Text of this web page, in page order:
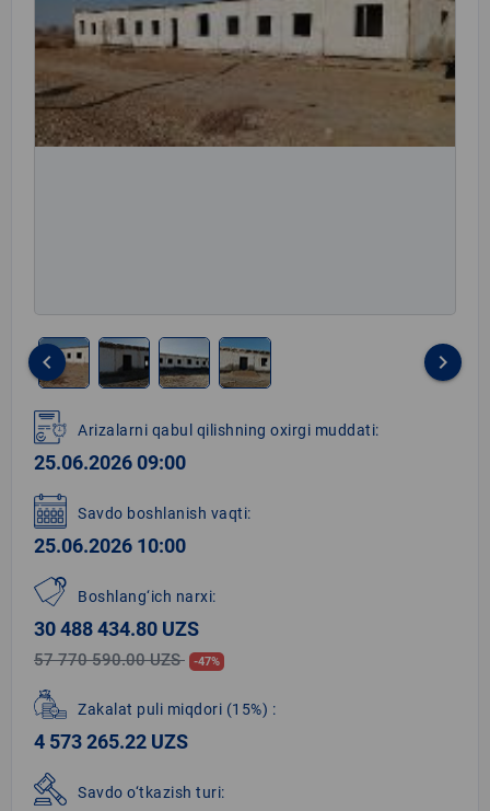
1
of
4
keyboard_arrow_left keyboard_arrow_right
Arizalarni qabul qilishning oxirgi muddati:
25.06.2026 09:00
Savdo boshlanish vaqti:
25.06.2026 10:00
Boshlang‘ich narxi:
30 488 434.80 UZS
57 770 590.00 UZS -47%
Zakalat puli miqdori (15%) :
4 573 265.22 UZS
Savdo o‘tkazish turi: